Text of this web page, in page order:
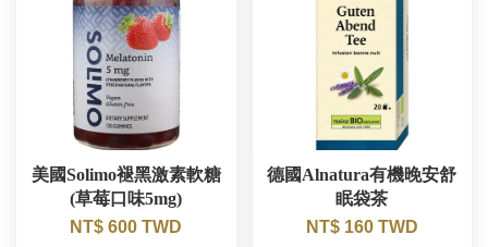
美國Solimo褪黑激素軟糖
(草莓口味5mg)
NT$ 600 TWD
德國Alnatura有機晚安舒
眠袋茶
NT$ 160 TWD